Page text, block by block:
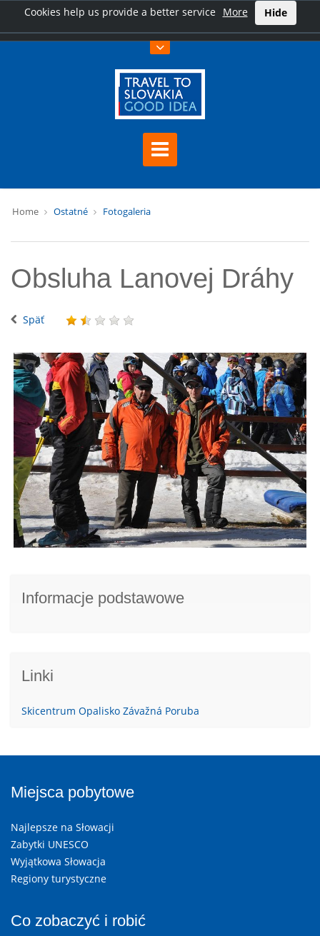
Cookies help us provide a better service More Hide
Home Ostatné Fotogaleria
Obsluha Lanovej Dráhy
Späť
Informacje podstawowe
Linki
Skicentrum Opalisko Závažná Poruba
Miejsca pobytowe
Najlepsze na Słowacji
Zabytki UNESCO
Wyjątkowa Słowacja
Regiony turystyczne
Co zobaczyć i robić